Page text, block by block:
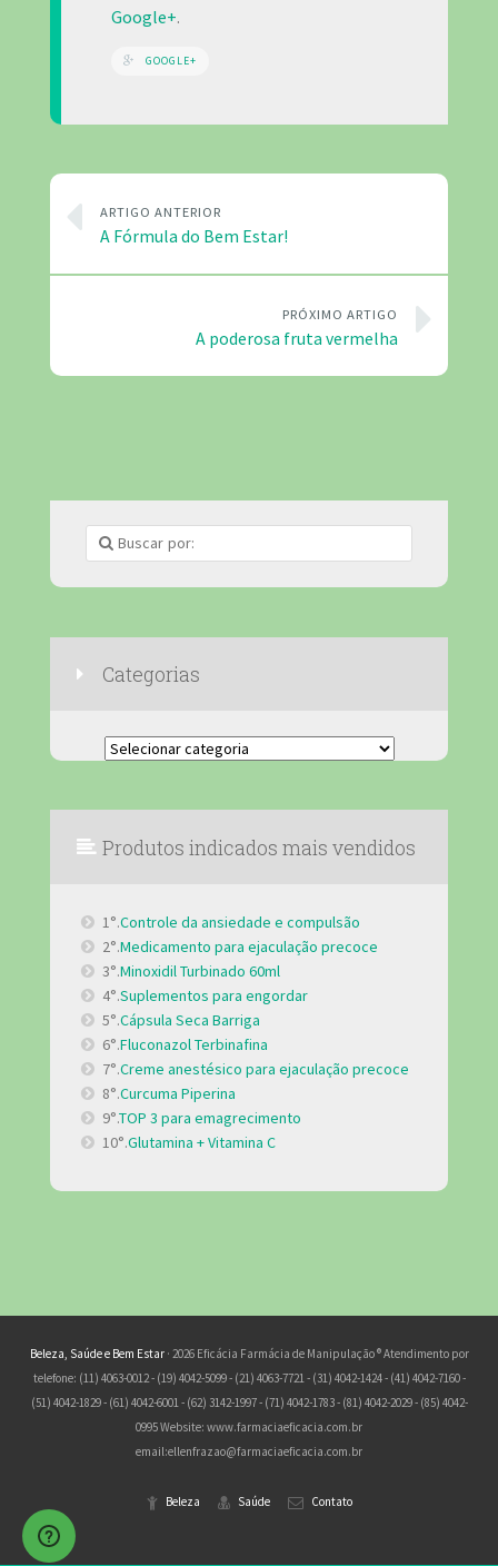
Google+.
GOOGLE+
ARTIGO ANTERIOR
A Fórmula do Bem Estar!
PRÓXIMO ARTIGO
A poderosa fruta vermelha
Categorias
Categorias
Produtos indicados mais vendidos
1°.Controle da ansiedade e compulsão
2°.Medicamento para ejaculação precoce
3°.Minoxidil Turbinado 60ml
4°.Suplementos para engordar
5°.Cápsula Seca Barriga
6°.Fluconazol Terbinafina
7°.Creme anestésico para ejaculação precoce
8°.Curcuma Piperina
9°.TOP 3 para emagrecimento
10°.Glutamina + Vitamina C
Beleza, Saúde e Bem Estar· 2026 Eficácia Farmácia de Manipulação ® Atendimento por
telefone: (11) 4063-0012 - (19) 4042-5099 - (21) 4063-7721 - (31) 4042-1424 - (41) 4042-7160 -
(51) 4042-1829 - (61) 4042-6001 - (62) 3142-1997 - (71) 4042-1783 - (81) 4042-2029 - (85) 4042-
0995 Website: www.farmaciaeficacia.com.br
email:ellenfrazao@farmaciaeficacia.com.br
Beleza Saúde Contato